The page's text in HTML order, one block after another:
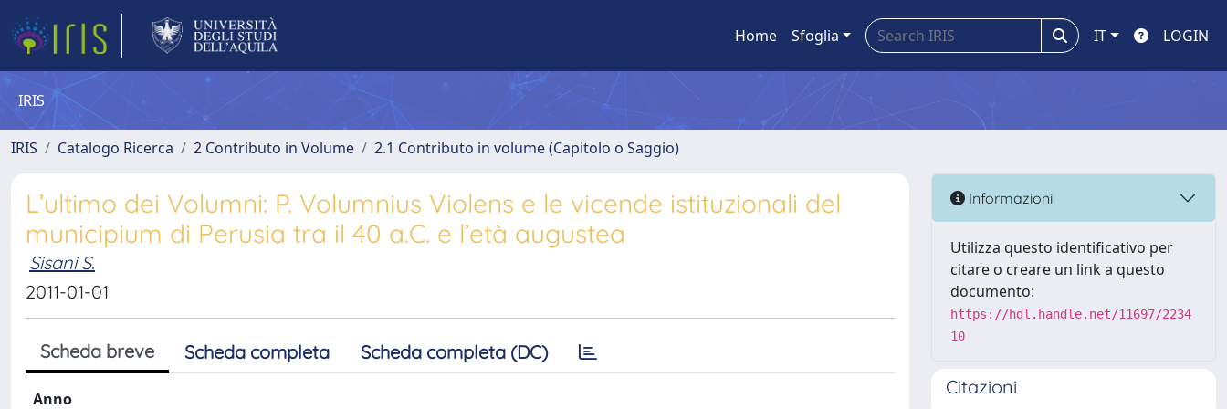
Home Sfoglia IT LOGIN
IRIS
IRIS Catalogo Ricerca 2 Contributo in Volume 2.1 Contributo in volume (Capitolo o Saggio)
L’ultimo dei Volumni: P. Volumnius Violens e le vicende istituzionali del
municipium di Perusia tra il 40 a.C. e l’età augustea
Sisani S.
2011-01-01
Scheda breve Scheda completa Scheda completa (DC)
Anno
Informazioni
Utilizza questo identificativo per
citare o creare un link a questo
documento:
https://hdl.handle.net/11697/2234
10
Citazioni